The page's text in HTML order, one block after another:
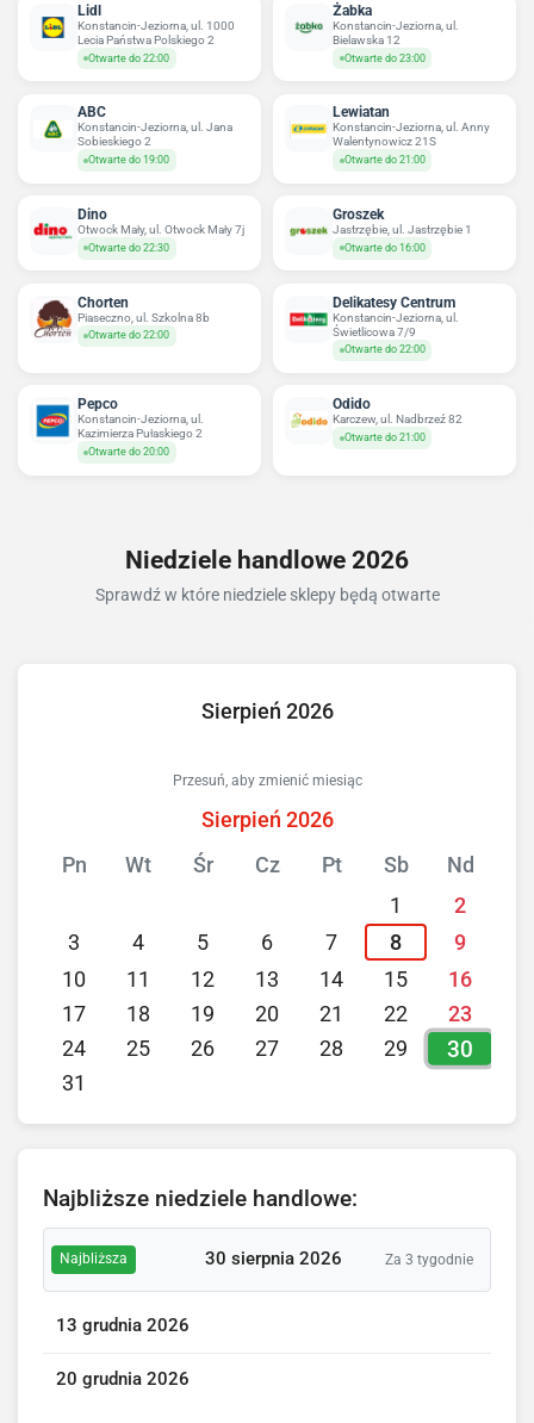
Lidl
Konstancin-Jeziorna, ul. 1000
Lecia Państwa Polskiego 2
Otwarte do 22:00
Żabka
Konstancin-Jeziorna, ul.
Bielawska 12
Otwarte do 23:00
ABC
Konstancin-Jeziorna, ul. Jana
Sobieskiego 2
Otwarte do 19:00
Lewiatan
Konstancin-Jeziorna, ul. Anny
Walentynowicz 21S
Otwarte do 21:00
Dino
Otwock Mały, ul. Otwock Mały 7j
Otwarte do 22:30
Groszek
Jastrzębie, ul. Jastrzębie 1
Otwarte do 16:00
Chorten
Piaseczno, ul. Szkolna 8b
Otwarte do 22:00
Delikatesy Centrum
Konstancin-Jeziorna, ul.
Świetlicowa 7/9
Otwarte do 22:00
Pepco
Konstancin-Jeziorna, ul.
Kazimierza Pułaskiego 2
Otwarte do 20:00
Odido
Karczew, ul. Nadbrzeź 82
Otwarte do 21:00
Niedziele handlowe 2026
Sprawdź w które niedziele sklepy będą otwarte
Sierpień 2026
Przesuń, aby zmienić miesiąc
Sierpień 2026
Pn
Wt Śr Cz Pt Sb
Nd
1
2
3
4 5 6 7 8
9
10
11 12 13 14 15
16
17
18 19 20 21 22
23
24
25 26 27 28 29 30
31
Najbliższe niedziele handlowe:
Najbliższa 30 sierpnia 2026 Za 3 tygodnie
13 grudnia 2026
20 grudnia 2026